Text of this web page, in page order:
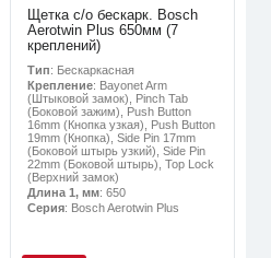
Щетка с/о бескарк. Bosch
Aerotwin Plus 650мм (7
креплений)
Тип: Бескаркасная
Крепление: Bayonet Arm
(Штыковой замок), Pinch Tab
(Боковой зажим), Push Button
16mm (Кнопка узкая), Push Button
19mm (Кнопка), Side Pin 17mm
(Боковой штырь узкий), Side Pin
22mm (Боковой штырь), Top Lock
(Верхний замок)
Длина 1, мм: 650
Серия: Bosch Aerotwin Plus